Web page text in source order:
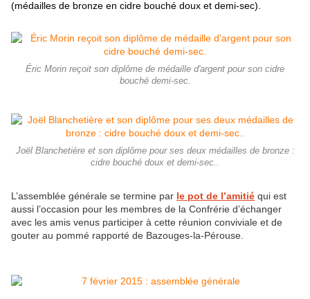
(médailles de bronze en cidre bouché doux et demi-sec).
Éric Morin reçoit son diplôme de médaille d'argent pour son cidre
bouché demi-sec.
Joël Blanchetière et son diplôme pour ses deux médailles de bronze :
cidre bouché doux et demi-sec..
L’assemblée générale se termine par le pot de l’amitié qui est
aussi l’occasion pour les membres de la Confrérie d’échanger
avec les amis venus participer à cette réunion conviviale et de
gouter au pommé rapporté de Bazouges-la-Pérouse.